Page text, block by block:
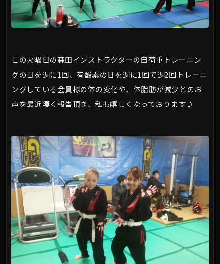
この火曜日の森田インストラクターの自荷重トレーニン
グの日を週に1回、有酸素の日を週に1回で週2回トレーニ
ングしている会員様の体の変化や、体脂肪が減少とのお
声を最近凄く報告頂き、私も嬉しくなっております♪